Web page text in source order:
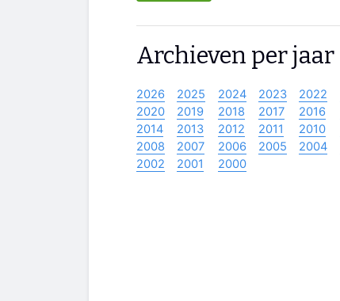
Archieven per jaar
2026 2025 2024 2023 2022
2020
2019 2018 2017 2016
2014
2013 2012 2011 2010
2008
2007 2006 2005 2004
2002
2001 2000